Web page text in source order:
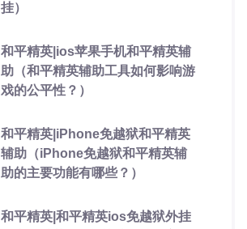
挂）
和平精英|ios苹果手机和平精英辅
助（和平精英辅助工具如何影响游
戏的公平性？）
和平精英|iPhone免越狱和平精英
辅助（iPhone免越狱和平精英辅
助的主要功能有哪些？）
和平精英|和平精英ios免越狱外挂